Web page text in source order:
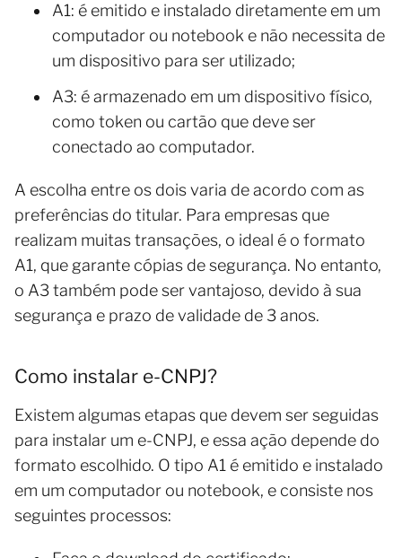
A1: é emitido e instalado diretamente em um
computador ou notebook e não necessita de
um dispositivo para ser utilizado;
A3: é armazenado em um dispositivo físico,
como token ou cartão que deve ser
conectado ao computador.
A escolha entre os dois varia de acordo com as
preferências do titular. Para empresas que
realizam muitas transações, o ideal é o formato
A1, que garante cópias de segurança. No entanto,
o A3 também pode ser vantajoso, devido à sua
segurança e prazo de validade de 3 anos.
Como instalar e-CNPJ?
Existem algumas etapas que devem ser seguidas
para instalar um e-CNPJ, e essa ação depende do
formato escolhido. O tipo A1 é emitido e instalado
em um computador ou notebook, e consiste nos
seguintes processos: